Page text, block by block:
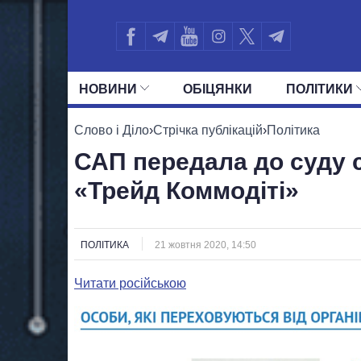
НОВИНИ ОБIЦЯНКИ ПОЛIТИКИ
УСІ ПОЛІТИКИ ПРЕЗИДЕНТ І ОФІС
Слово і Діло›Стрічка публікацій›Політика
САП передала до суду
«Трейд Коммодіті»
ПОЛІТИКА 21 жовтня 2020, 14:50
Читати російською